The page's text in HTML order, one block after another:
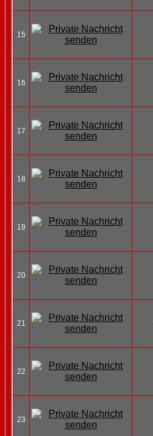
15
16
17
18
19
20
21
22
23